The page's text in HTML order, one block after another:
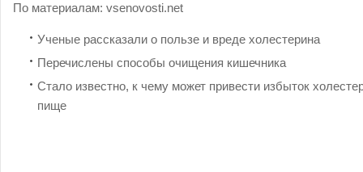
По материалам: vsenovosti.net
Ученые рассказали о пользе и вреде холестерина
Перечислены способы очищения кишечника
Стало известно, к чему может привести избыток
пище